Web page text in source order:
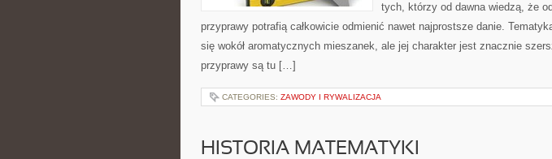
tych, którzy od dawna wiedzą, że
przyprawy potrafią całkowicie odmienić nawet najprostsze danie.
się wokół aromatycznych mieszanek, ale jej charakter jest znacznie
przyprawy są tu […]
CATEGORIES: ZAWODY I RYWALIZACJA
HISTORIA MATEMATYKI